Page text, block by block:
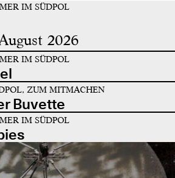
IM SÜDPOL
2026
IM SÜDPOL
ZUM MITMACHEN
Buvette
IM SÜDPOL